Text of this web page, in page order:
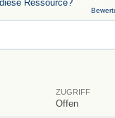
Ressource?
ZUGRIFF
Offen